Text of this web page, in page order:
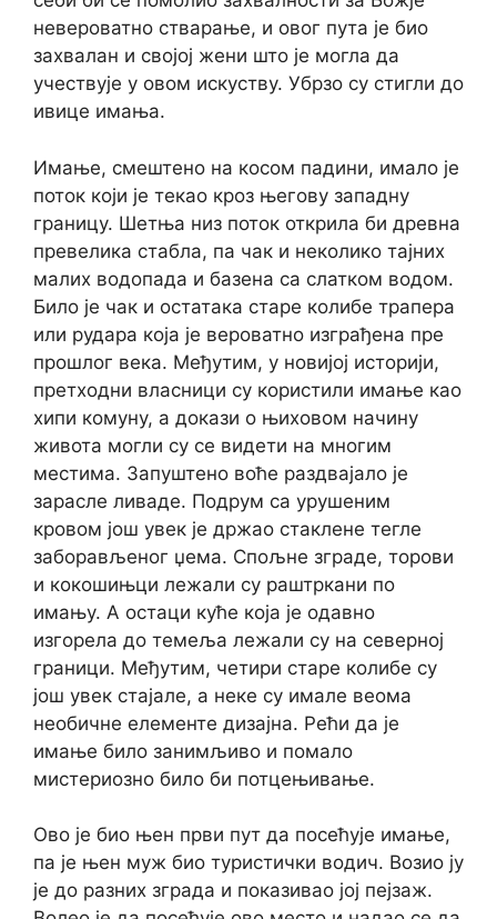
невероватно стварање, и овог пута је био
захвалан и својој жени што је могла да
учествује у овом искуству. Убрзо су стигли до
ивице имања.
Имање, смештено на косом падини, имало је
поток који је текао кроз његову западну
границу. Шетња низ поток открила би древна
превелика стабла, па чак и неколико тајних
малих водопада и базена са слатком водом.
Било је чак и остатака старе колибе трапера
или рудара која је вероватно изграђена пре
прошлог века. Међутим, у новијој историји,
претходни власници су користили имање као
хипи комуну, а докази о њиховом начину
живота могли су се видети на многим
местима. Запуштено воће раздвајало је
зарасле ливаде. Подрум са урушеним
кровом још увек је држао стаклене тегле
заборављеног џема. Спољне зграде, торови
и кокошињци лежали су раштркани по
имању. А остаци куће која је одавно
изгорела до темеља лежали су на северној
граници. Међутим, четири старе колибе су
још увек стајале, а неке су имале веома
необичне елементе дизајна. Рећи да је
имање било занимљиво и помало
мистериозно било би потцењивање.
Ово је био њен први пут да посећује имање,
па је њен муж био туристички водич. Возио ју
је до разних зграда и показивао јој пејзаж.